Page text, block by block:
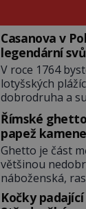
Casanova v
legendární
se
V roce 1764
lotyšských
dobrodruha a
Casanovu. Jeho
moři však
výletem, ale
se zištnými
Casanova
například
lotyšské Rigy?
Římské
papež
Ghetto je část
většinou
náboženská,
národnostní
Bohaté
Kočky